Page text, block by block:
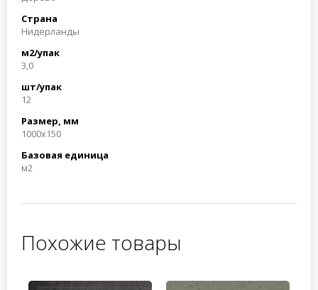
Страна
Нидерланды
м2/упак
3,0
шт/упак
12
Размер, мм
1000x150
Базовая единица
м2
Похожие товары